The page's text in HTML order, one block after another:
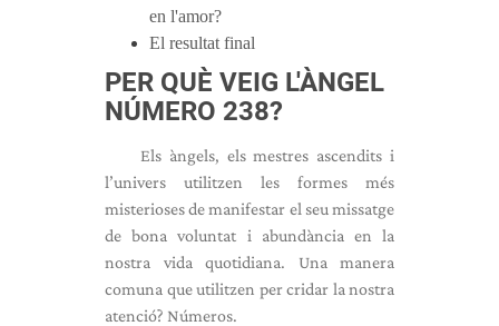
en l'amor?
El resultat final
PER QUÈ VEIG L'ÀNGEL
NÚMERO 238?
Els àngels, els mestres ascendits i
l’univers utilitzen les formes més
misterioses de manifestar el seu missatge
de bona voluntat i abundància en la
nostra vida quotidiana. Una manera
comuna que utilitzen per cridar la nostra
atenció? Números.